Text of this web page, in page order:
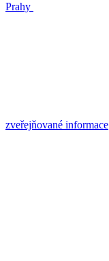
Prahy
zveřejňované informace